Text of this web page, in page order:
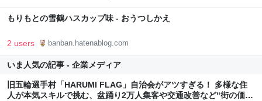
もりもとの雪鶴ハスカップ味 - おうつしかえ
2 users banban.hatenablog.com
いま人気の記事 - 企業メディア
旧五輪選手村「HARUMI FLAG」自治会がアツすぎる！ 多様な住
人が本気スキルで挑む、盆踊り2万人集客や交通改善など“街の価値